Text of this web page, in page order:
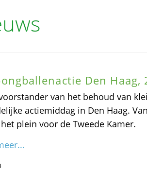
Den Haag,
van het behoud van
actiemiddag in Den Haag.
plein voor de Tweede Kamer.